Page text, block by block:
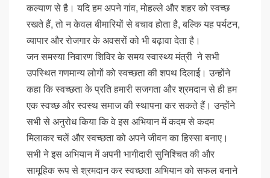
कल्याण से है। यदि हम अपने गांव, मोहल्ले और शहर को स्वच्छ
रखते हैं, तो न केवल बीमारियों से बचाव होता है, बल्कि यह पर्यटन,
व्यापार और रोजगार के अवसरों को भी बढ़ावा देता है।
जन समस्या निवारण शिविर के समय स्वास्थ्य मंत्री ने सभी
उपस्थित गणमान्य लोगों को स्वच्छता की शपथ दिलाई। उन्होंने
कहा कि स्वच्छता के प्रति हमारी सजगता और श्रमदान से ही हम
एक स्वच्छ और स्वस्थ समाज की स्थापना कर सकते हैं। उन्होंने
सभी से अनुरोध किया कि वे इस अभियान में कदम से कदम
मिलाकर चलें और स्वच्छता को अपने जीवन का हिस्सा बनाए।
सभी ने इस अभियान में अपनी भागीदारी सुनिश्चित की और
सामूहिक रूप से श्रमदान कर स्वच्छता अभियान को सफल बनाने